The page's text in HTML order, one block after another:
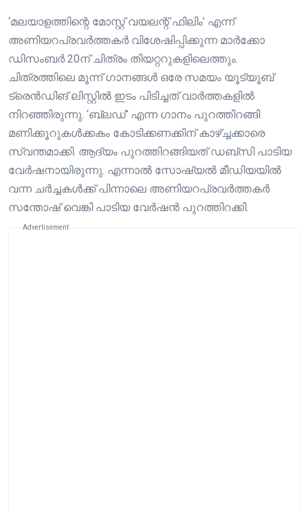
‘മലയാളത്തിന്റെ മോസ്റ്റ് വയലന്റ് ഫിലിം’ എന്ന്
അണിയറപ്രവർത്തകർ വിശേഷിപ്പിക്കുന്ന മാർക്കോ
ഡിസംബർ 20ന് ചിത്രം തിയറ്ററുകളിലെത്തും.
ചിത്രത്തിലെ മൂന്ന് ഗാനങ്ങൾ ഒരേ സമയം യൂട്യൂബ്
ട്രെന്‍ഡിങ് ലിസ്റ്റില്‍ ഇടം പിടിച്ചത് വാർത്തകളിൽ
നിറഞ്ഞിരുന്നു. ‘ബ്ലഡ്’ എന്ന ഗാനം പുറത്തിറങ്ങി
മണിക്കൂറുകള്‍ക്കകം കോടിക്കണക്കിന് കാഴ്ച്ചക്കാരെ
സ്വന്തമാക്കി. ആദ്യം പുറത്തിറങ്ങിയത് ഡബ്സി പാടിയ
വേര്‍ഷനായിരുന്നു. എന്നാല്‍ സോഷ്യൽ മീഡിയയിൽ
വന്ന ചര്‍ച്ചകൾക്ക് പിന്നാലെ അണിയറപ്രവര്‍ത്തകര്‍
സന്തോഷ് വെങ്കി പാടിയ വേര്‍ഷന്‍ പുറത്തിറക്കി.
Advertisement